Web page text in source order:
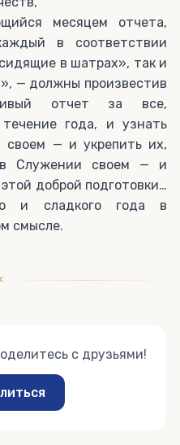
месяцем отчета,
в соответствии
в шатрах», так и
— должны произвестив
отчет за все,
года, и узнать
своем — и укрепить их,
Служении своем — и
доброй подготовки…
и сладкого года в
смысле.
с друзьями!